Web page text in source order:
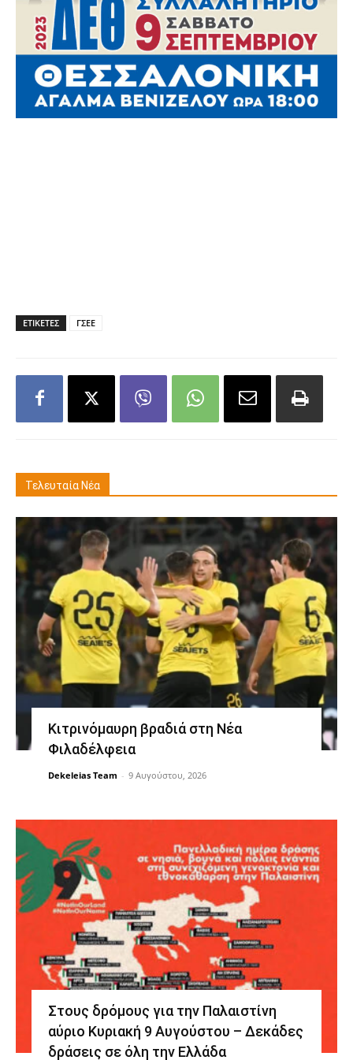
ΕΤΙΚΕΤΕΣ ΓΣΕΕ
Τελευταία Νέα
Κιτρινόμαυρη βραδιά στη Νέα
Φιλαδέλφεια
Dekeleias Team - 9 Αυγούστου, 2026
Στους δρόμους για την Παλαιστίνη
αύριο Κυριακή 9 Αυγούστου – Δεκάδες
δράσεις σε όλη την Ελλάδα